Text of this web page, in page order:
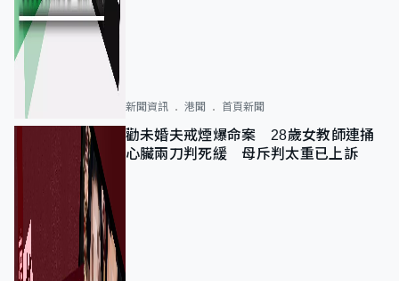
新聞資訊 港聞 首頁新聞
勸未婚夫戒煙爆命案 28歲女教師連捅
心臟兩刀判死緩 母斥判太重已上訴